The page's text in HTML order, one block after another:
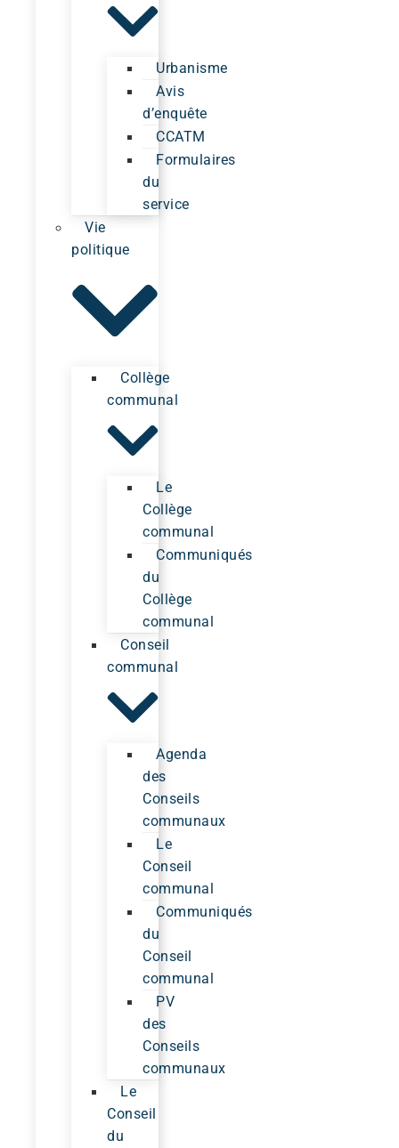
Urbanisme
Avis
d’enquête
CCATM
Formulaires
du
service
Vie
politique
Collège
communal
Le
Collège
communal
Communiqués
du
Collège
communal
Conseil
communal
Agenda
des
Conseils
communaux
Le
Conseil
communal
Communiqués
du
Conseil
communal
PV
des
Conseils
communaux
Le
Conseil
du